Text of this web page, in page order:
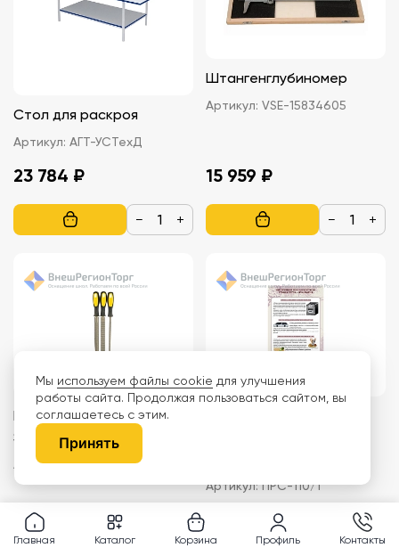
Стол для раскроя
Артикул: АГТ-УСТехД
23 784 ₽
− +
Штангенглубиномер
Артикул: VSE-15834605
15 959 ₽
− +
Набор рашпилей
STANDARD 200 мм, 3шт
Артикул:VSE-15261631
1 443 ₽
Артикул:ПРС-110/1
Главная Каталог Корзина Профиль Контакты
Мы используем файлы cookie для улучшения
работы сайта. Продолжая пользоваться сайтом, вы
соглашаетесь с этим.
Принять